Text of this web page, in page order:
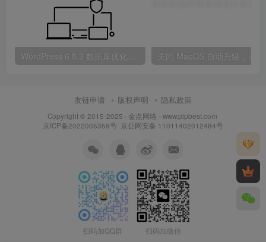
WordPress 6.8.3 数据库优化与清理方案
友链申请 版权声明 隐私政策
Copyright © 2015-2025 · 金点网络 - www.pipbest.com
京ICP备2022005359号· 京公网安备 11011402012484号
扫码加QQ群 扫码加微信